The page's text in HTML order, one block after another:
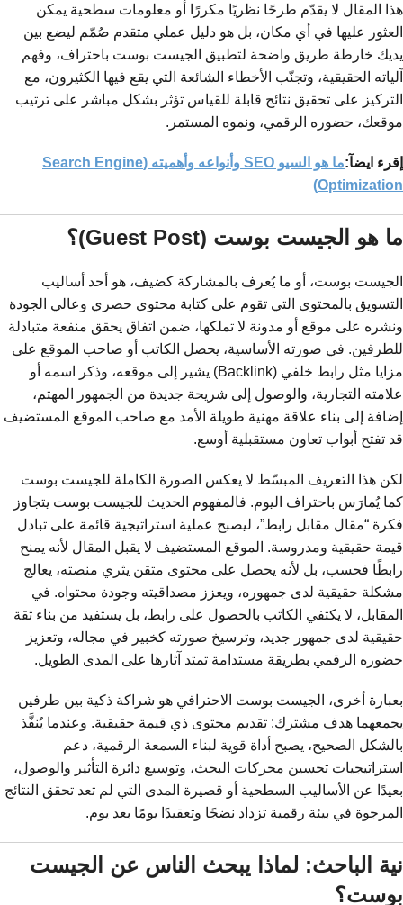
هذا المقال لا يقدّم طرحًا نظريًا مكررًا أو معلومات سطحية يمكن
العثور عليها في أي مكان، بل هو دليل عملي متقدم صُمّم ليضع بين
يديك خارطة طريق واضحة لتطبيق الجيست بوست باحتراف، وفهم
آلياته الحقيقية، وتجنّب الأخطاء الشائعة التي يقع فيها الكثيرون، مع
التركيز على تحقيق نتائج قابلة للقياس تؤثر بشكل مباشر على ترتيب
موقعك، حضوره الرقمي، ونموه المستمر.
إقرء ايضآ:
ما هو السيو SEO وأنواعه وأهميته (Search Engine
Optimization)
ما هو الجيست بوست (Guest Post)؟
الجيست بوست، أو ما يُعرف بالمشاركة كضيف، هو أحد أساليب
التسويق بالمحتوى التي تقوم على كتابة محتوى حصري وعالي الجودة
ونشره على موقع أو مدونة لا تملكها، ضمن اتفاق يحقق منفعة متبادلة
للطرفين. في صورته الأساسية، يحصل الكاتب أو صاحب الموقع على
مزايا مثل رابط خلفي (Backlink) يشير إلى موقعه، وذكر اسمه أو
علامته التجارية، والوصول إلى شريحة جديدة من الجمهور المهتم،
إضافة إلى بناء علاقة مهنية طويلة الأمد مع صاحب الموقع المستضيف
قد تفتح أبواب تعاون مستقبلية أوسع.
لكن هذا التعريف المبسّط لا يعكس الصورة الكاملة للجيست بوست
كما يُمارَس باحتراف اليوم. فالمفهوم الحديث للجيست بوست يتجاوز
فكرة “مقال مقابل رابط”، ليصبح عملية استراتيجية قائمة على تبادل
قيمة حقيقية ومدروسة. الموقع المستضيف لا يقبل المقال لأنه يمنح
رابطًا فحسب، بل لأنه يحصل على محتوى متقن يثري منصته، يعالج
مشكلة حقيقية لدى جمهوره، ويعزز مصداقيته وجودة محتواه. في
المقابل، لا يكتفي الكاتب بالحصول على رابط، بل يستفيد من بناء ثقة
حقيقية لدى جمهور جديد، وترسيخ صورته كخبير في مجاله، وتعزيز
حضوره الرقمي بطريقة مستدامة تمتد آثارها على المدى الطويل.
بعبارة أخرى، الجيست بوست الاحترافي هو شراكة ذكية بين طرفين
يجمعهما هدف مشترك: تقديم محتوى ذي قيمة حقيقية. وعندما يُنفَّذ
بالشكل الصحيح، يصبح أداة قوية لبناء السمعة الرقمية، دعم
استراتيجيات تحسين محركات البحث، وتوسيع دائرة التأثير والوصول،
بعيدًا عن الأساليب السطحية أو قصيرة المدى التي لم تعد تحقق النتائج
المرجوة في بيئة رقمية تزداد نضجًا وتعقيدًا يومًا بعد يوم.
نية الباحث: لماذا يبحث الناس عن الجيست
بوست؟